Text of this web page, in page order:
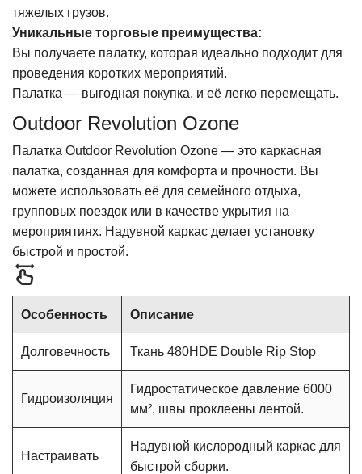
тяжелых грузов.
Уникальные торговые преимущества:
Вы получаете палатку, которая идеально подходит для
проведения коротких мероприятий.
Палатка — выгодная покупка, и её легко перемещать.
Outdoor Revolution Ozone
Палатка Outdoor Revolution Ozone — это каркасная
палатка, созданная для комфорта и прочности. Вы
можете использовать её для семейного отдыха,
групповых поездок или в качестве укрытия на
мероприятиях. Надувной каркас делает установку
быстрой и простой.
Особенность Описание
Долговечность Ткань 480HDE Double Rip Stop
Гидроизоляция
Гидростатическое давление 6000
мм², швы проклеены лентой.
Настраивать
Надувной кислородный каркас для
быстрой сборки.